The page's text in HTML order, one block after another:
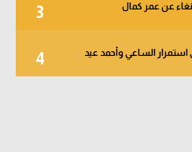
3 عن عمر كمال
4 الساعي وأحمد عيد